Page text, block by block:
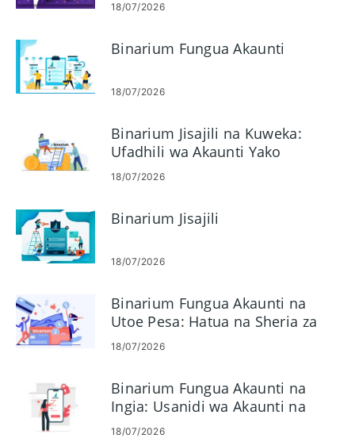
18/07/2026
Binarium Fungua Akaunti
18/07/2026
Binarium Jisajili na Kuweka:
Ufadhili wa Akaunti Yako
Umefafanuliwa
18/07/2026
Binarium Jisajili
18/07/2026
Binarium Fungua Akaunti na
Utoe Pesa: Hatua na Sheria za
Malipo
18/07/2026
Binarium Fungua Akaunti na
Ingia: Usanidi wa Akaunti na
Ufikiaji
18/07/2026